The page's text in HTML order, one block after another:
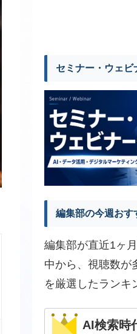
セミナー・ウェビ
編集部の今週おす
編集部が直近1ヶ
中から、視聴数が
を厳選したランキ
AI検索時